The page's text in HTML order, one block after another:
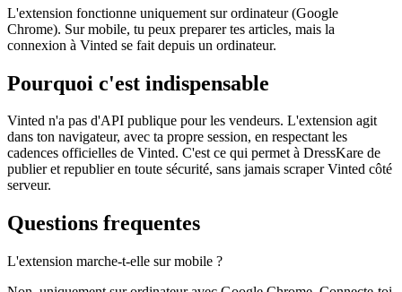
L'extension fonctionne uniquement sur ordinateur (Google
Chrome). Sur mobile, tu peux preparer tes articles, mais la
connexion à Vinted se fait depuis un ordinateur.
Pourquoi c'est indispensable
Vinted n'a pas d'API publique pour les vendeurs. L'extension agit
dans ton navigateur, avec ta propre session, en respectant les
cadences officielles de Vinted. C'est ce qui permet à DressKare de
publier et republier en toute sécurité, sans jamais scraper Vinted côté
serveur.
Questions frequentes
L'extension marche-t-elle sur mobile ?